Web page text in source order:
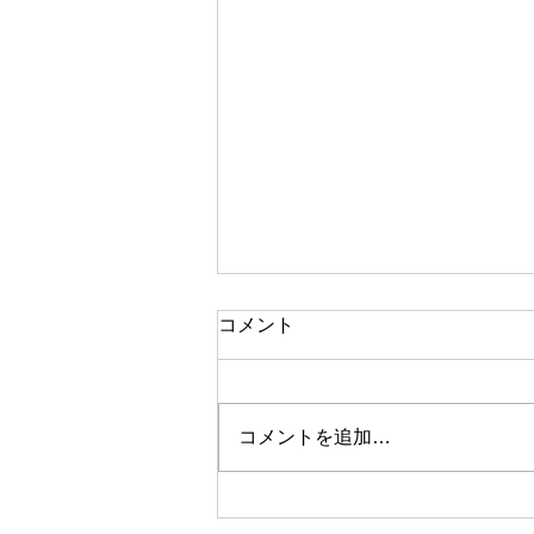
夏季休業のお知らせ
平素より格別のご愛顧いただき厚
日程にて夏季休業とさせていただ
きます。 夏季休業：2025年8月
コメント
コメントを追加…